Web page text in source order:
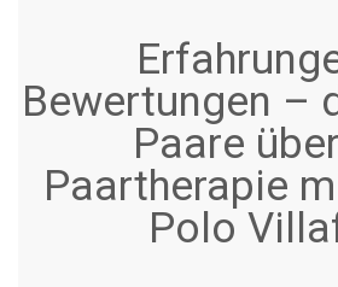
Bewertungen –
Paare
Paartherapie
Polo